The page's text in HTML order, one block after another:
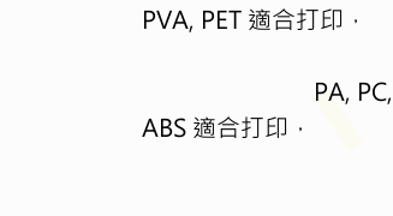
PVA, PET 適合打印，
PA, PC,
ABS 適合打印，